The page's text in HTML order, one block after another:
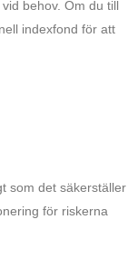
behov. Om du till
indexfond för att
som det säkerställer
för riskerna